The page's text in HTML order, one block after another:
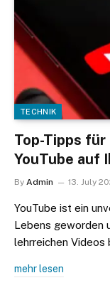
TECHNIK
Top-Tipps
YouTube auf
By Admin 13. July
YouTube ist ein
Lebens geworden
lehrreichen Videos
mehr lesen